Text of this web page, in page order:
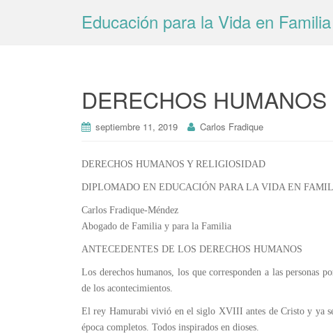
Educación para la Vida en Familia
DERECHOS
septiembre 11, 2019 Carlos Fradique
DERECHOS HUMANOS Y RELIGIOSIDAD
DIPLOMADO EN EDUCACIÓN PARA LA VIDA EN
Carlos Fradique-Méndez
Abogado de Familia y para la Familia
ANTECEDENTES DE LOS DERECHOS HUMANOS
Los derechos humanos, los que corresponden a las personas
de los acontecimientos.
El rey Hamurabi vivió en el siglo XVIII antes de Cristo y ya
época completos. Todos inspirados en dioses.